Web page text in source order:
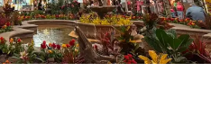
botellas se dividirá en tres
2.000 rojas y 2.000
Trujillo, gerente de la
explicó el significado de
«Nos llena de orgullo